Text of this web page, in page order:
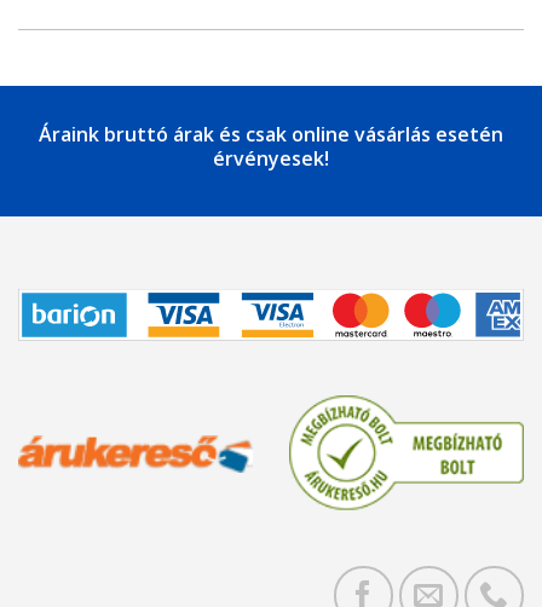
Áraink bruttó árak és csak online vásárlás esetén
érvényesek!